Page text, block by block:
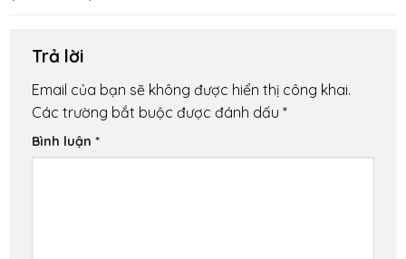
Trả lời
Email của bạn sẽ không được hiển thị công khai.
Các trường bắt buộc được đánh dấu *
Bình luận *